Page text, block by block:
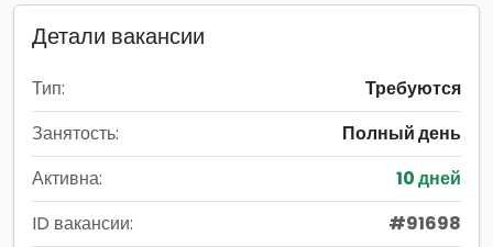
Детали вакансии
Тип:
Требуются
Занятость:
Полный день
Активна:
10 дней
ID вакансии:
#91698